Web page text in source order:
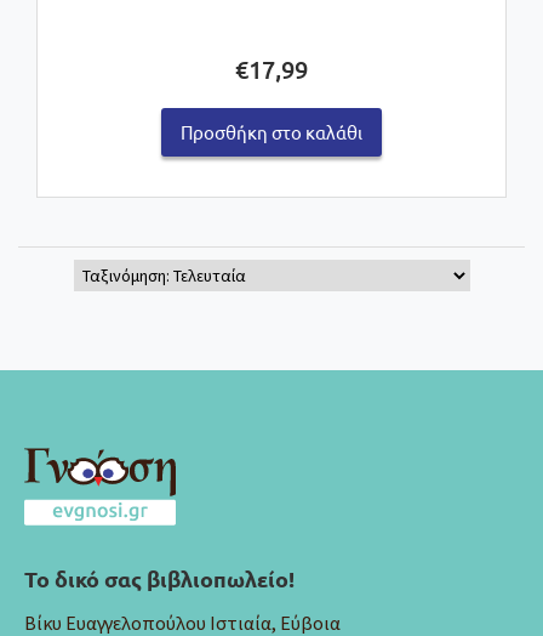
€17,99
Προσθήκη στο καλάθι
Το δικό σας βιβλιοπωλείο!
Βίκυ Ευαγγελοπούλου Ιστιαία, Εύβοια